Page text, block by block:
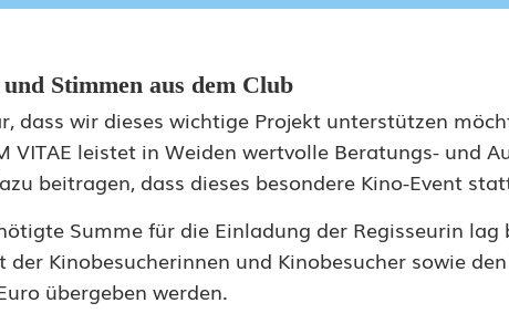
Stimmen aus dem Club
dass wir dieses wichtige Projekt unterstützen
VITAE leistet in Weiden wertvolle Beratungs- und
beitragen, dass dieses besondere Kino-Event
Summe für die Einladung der Regisseurin
der Kinobesucherinnen und Kinobesucher sowie
übergeben werden.